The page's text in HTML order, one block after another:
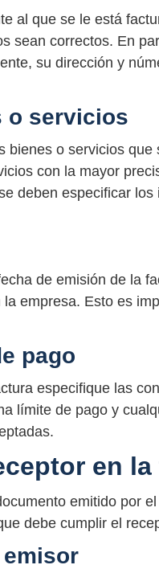
al que se le está
sean correctos. En
su dirección y
o servicios
bienes o servicios que
con la mayor
deben especificar los
de emisión de la
empresa. Esto es
pago
especifique las
límite de pago y
en
emitido por el
debe cumplir el